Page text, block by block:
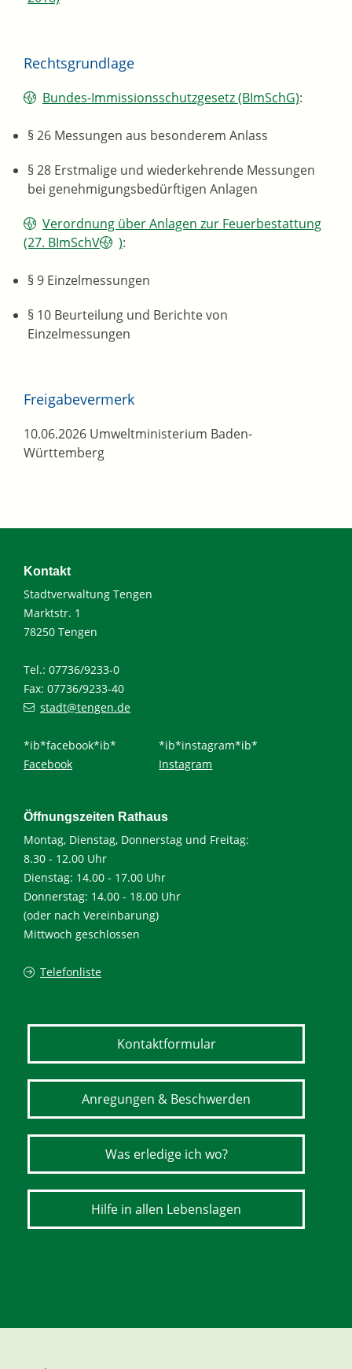
Rechtsgrundlage
Bundes-Immissionsschutzgesetz (BImSchG):
§ 26 Messungen aus besonderem Anlass
§ 28 Erstmalige und wiederkehrende Messungen
bei genehmigungsbedürftigen Anlagen
Verordnung über Anlagen zur Feuerbestattung
(27. BImSchV
):
§ 9 Einzelmessungen
§ 10 Beurteilung und Berichte von
Einzelmessungen
Freigabevermerk
10.06.2026 Umweltministerium Baden-
Württemberg
Kontakt
Stadtverwaltung Tengen
Marktstr. 1
78250 Tengen
Tel.: 07736/9233-0
Fax: 07736/9233-40
stadt@tengen.de
*ib*facebook*ib*
Facebook
*ib*instagram*ib*
Instagram
Öffnungszeiten Rathaus
Montag, Dienstag, Donnerstag und Freitag:
8.30 - 12.00 Uhr
Dienstag: 14.00 - 17.00 Uhr
Donnerstag: 14.00 - 18.00 Uhr
(oder nach Vereinbarung)
Mittwoch geschlossen
Telefonliste
Kontaktformular
Anregungen & Beschwerden
Was erledige ich wo?
Hilfe in allen Lebenslagen